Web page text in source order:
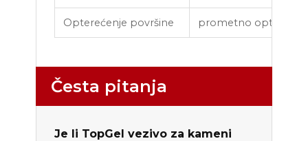
Opterećenje površine prometno
Česta pitanja
Je li TopGel vezivo za kameni